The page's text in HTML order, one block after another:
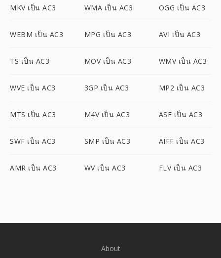
MKV เป็น AC3 WMA เป็น AC3 OGG เป็น AC3
WEBM เป็น AC3 MPG เป็น AC3 AVI เป็น AC3
TS เป็น AC3 MOV เป็น AC3 WMV เป็น AC3
WVE เป็น AC3 3GP เป็น AC3 MP2 เป็น AC3
MTS เป็น AC3 M4V เป็น AC3 ASF เป็น AC3
SWF เป็น AC3 SMP เป็น AC3 AIFF เป็น AC3
AMR เป็น AC3 WV เป็น AC3 FLV เป็น AC3
About